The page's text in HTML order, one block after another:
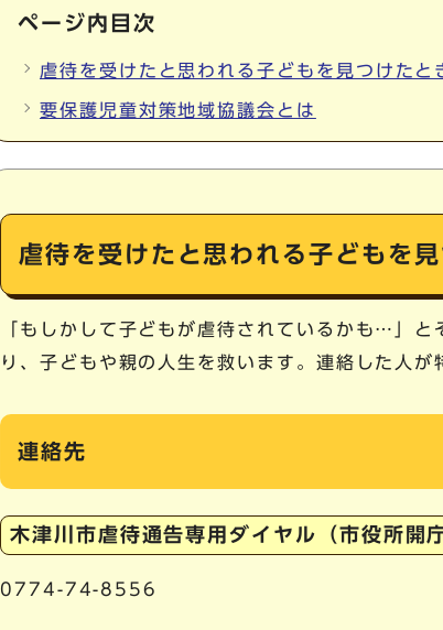
ページ内目次
虐待を受けたと思われる子どもを見つけたと
要保護児童対策地域協議会とは
虐待を受けたと思われる子どもを
「もしかして子どもが虐待されているかも…」
り、子どもや親の人生を救います。連絡した人が
連絡先
木津川市虐待通告専用ダイヤル（市役所開
0774-74-8556